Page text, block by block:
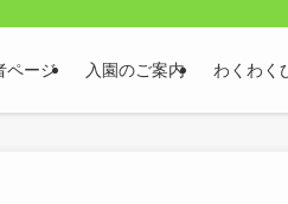
ページ 入園のご案内 わくわく